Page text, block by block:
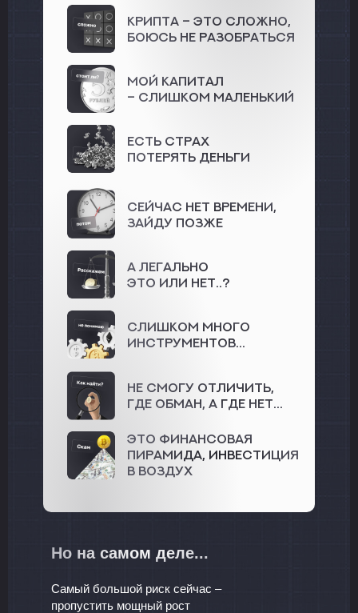
Но на самом деле...
Самый большой риск сейчас –
пропустить мощный рост
Есть Страх
потерять деньги
Слишком много
инструментов...
Крипта – это сложно,
боюсь не разобраться
Сейчас нет времени,
зайду позже
Не смогу отличить,
где обман, а где нет...
Мой капитал
– слишком маленький
А легально
это или нет..?
Это финансовая
пирамида, инвестиция
в воздух